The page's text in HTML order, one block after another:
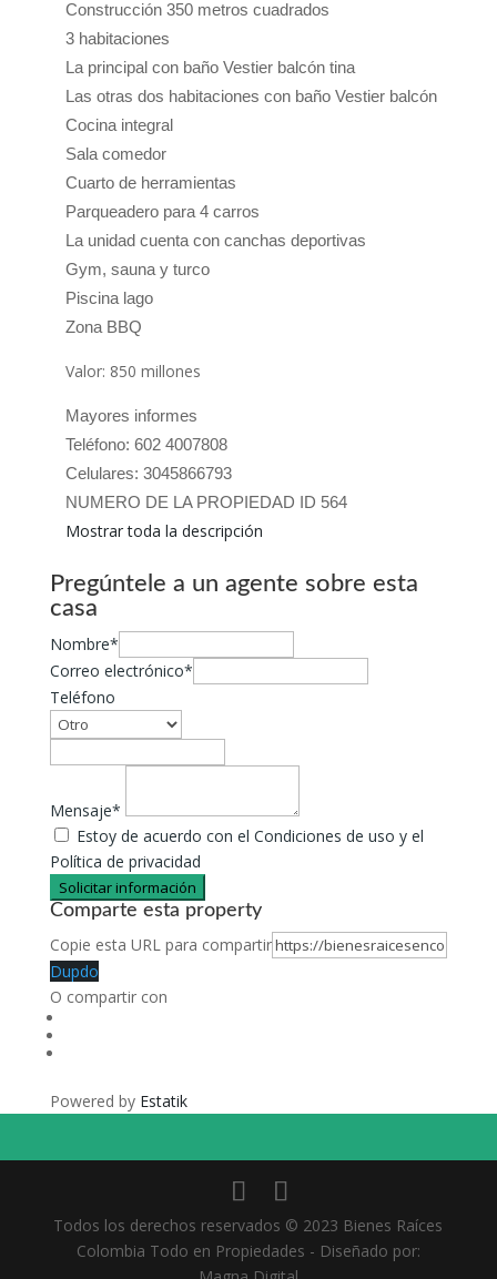
Construcción 350 metros cuadrados
3 habitaciones
La principal con baño Vestier balcón tina
Las otras dos habitaciones con baño Vestier balcón
Cocina integral
Sala comedor
Cuarto de herramientas
Parqueadero para 4 carros
La unidad cuenta con canchas deportivas
Gym, sauna y turco
Piscina lago
Zona BBQ
Valor: 850 millones
Mayores informes
Teléfono: 602 4007808
Celulares: 3045866793
NUMERO DE LA PROPIEDAD ID 564
Mostrar toda la descripción
Pregúntele a un agente sobre esta
casa
Nombre*
Correo electrónico*
Teléfono
Mensaje*
Estoy de acuerdo con el Condiciones de uso y el
Política de privacidad
Solicitar información
Comparte esta property
Copie esta URL para compartir
Dupdo
O compartir con
Powered by Estatik
Todos los derechos reservados © 2023 Bienes Raíces
Colombia Todo en Propiedades - Diseñado por: